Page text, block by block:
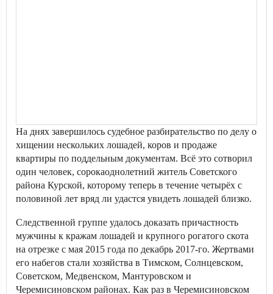
На днях завершилось судебное разбирательство по делу о
хищении нескольких лошадей, коров и продаже
квартиры по поддельным документам. Всё это сотворил
один человек, сорокаоднолетний житель Советского
района Курской, которому теперь в течение четырёх с
половиной лет вряд ли удастся увидеть лошадей близко.
Следственной группе удалось доказать причастность
мужчины к кражам лошадей и крупного рогатого скота
на отрезке с мая 2015 года по декабрь 2017-го. Жертвами
его набегов стали хозяйства в Тимском, Солнцевском,
Советском, Медвенском, Мантуровском и
Черемисиновском районах. Как раз в Черемисиновском